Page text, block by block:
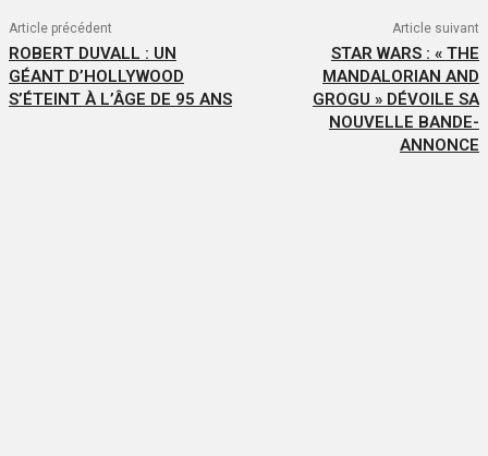
Article précédent
ROBERT DUVALL : UN
GÉANT D’HOLLYWOOD
S’ÉTEINT À L’ÂGE DE 95 ANS
Article suivant
STAR WARS : « THE
MANDALORIAN AND
GROGU » DÉVOILE SA
NOUVELLE BANDE-
ANNONCE